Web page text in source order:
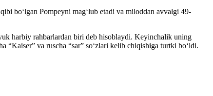
boʻlgan Pompeyni magʻlub etadi va miloddan avvalgi 49-
harbiy rahbarlardan biri deb hisoblaydi. Keyinchalik uning
va ruscha “sar” soʻzlari kelib chiqishiga turtki boʻldi.